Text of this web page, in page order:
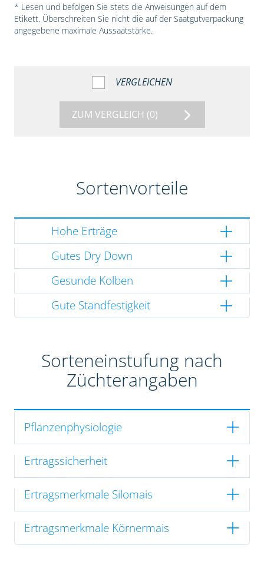
* Lesen und befolgen Sie stets die Anweisungen auf dem
Etikett. Überschreiten Sie nicht die auf der Saatgutverpackung
angegebene maximale Aussaatstärke.
VERGLEICHEN
ZUM VERGLEICH (0)
Sortenvorteile
Hohe Erträge
Gutes Dry Down
Gesunde Kolben
Gute Standfestigkeit
Sorteneinstufung nach
Züchterangaben
Pflanzenphysiologie
Ertragssicherheit
Ertragsmerkmale Silomais
Ertragsmerkmale Körnermais